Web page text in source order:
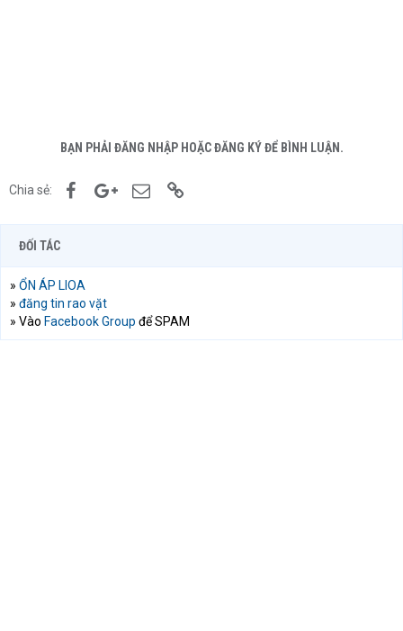
BẠN PHẢI ĐĂNG NHẬP HOẶC ĐĂNG KÝ ĐỂ BÌNH LUẬN.
Chia sẻ: FacebookGoogle+Email
ĐỐI TÁC
» ỔN ÁP LIOA
» đăng tin rao vặt
» Vào Facebook Group để SPAM